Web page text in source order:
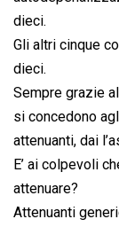
dieci.
Gli altri cinque
dieci.
Sempre grazie
si concedono
attenuanti, dai
E’ ai colpevoli
attenuare?
Attenuanti